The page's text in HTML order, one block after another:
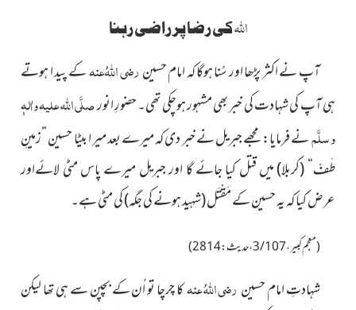
اللہکی رضا پر راضی رہنا
آپ نے اکثر پڑھا اور سُنا ہوگا کہ امام حسینرضی اللہُ عنہکے پید ا ہوتے
ہی آپ کی شہادت کی خبر بھی مشہور ہوچکی تھی۔ حضورِ انورصلَّی اللہ علیہ واٰلہٖ
و سلَّمنے فرمایا: مجھے جبریل نے خبر دی کہ میرے بعد میر ا بیٹا حسین ”زمینِ
طَفّ“ (کربلا) میں قتل کیا جائے گا اور جبریل میرے پاس مٹی لائےاور
عرض کیا کہ یہ حسین کے مَقْتَل (شہید ہونے کی جگہ) کی مٹی ہے۔
(معجم کبیر، 3/107، حدیث: 2814)
شہادتِ امام حسینرضی اللہُ عنہکا چرچا تو اُن کے بچپن سے ہی تھا لیکن